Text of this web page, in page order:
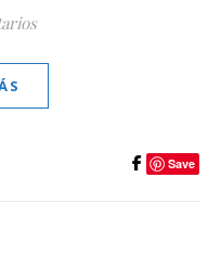
Save